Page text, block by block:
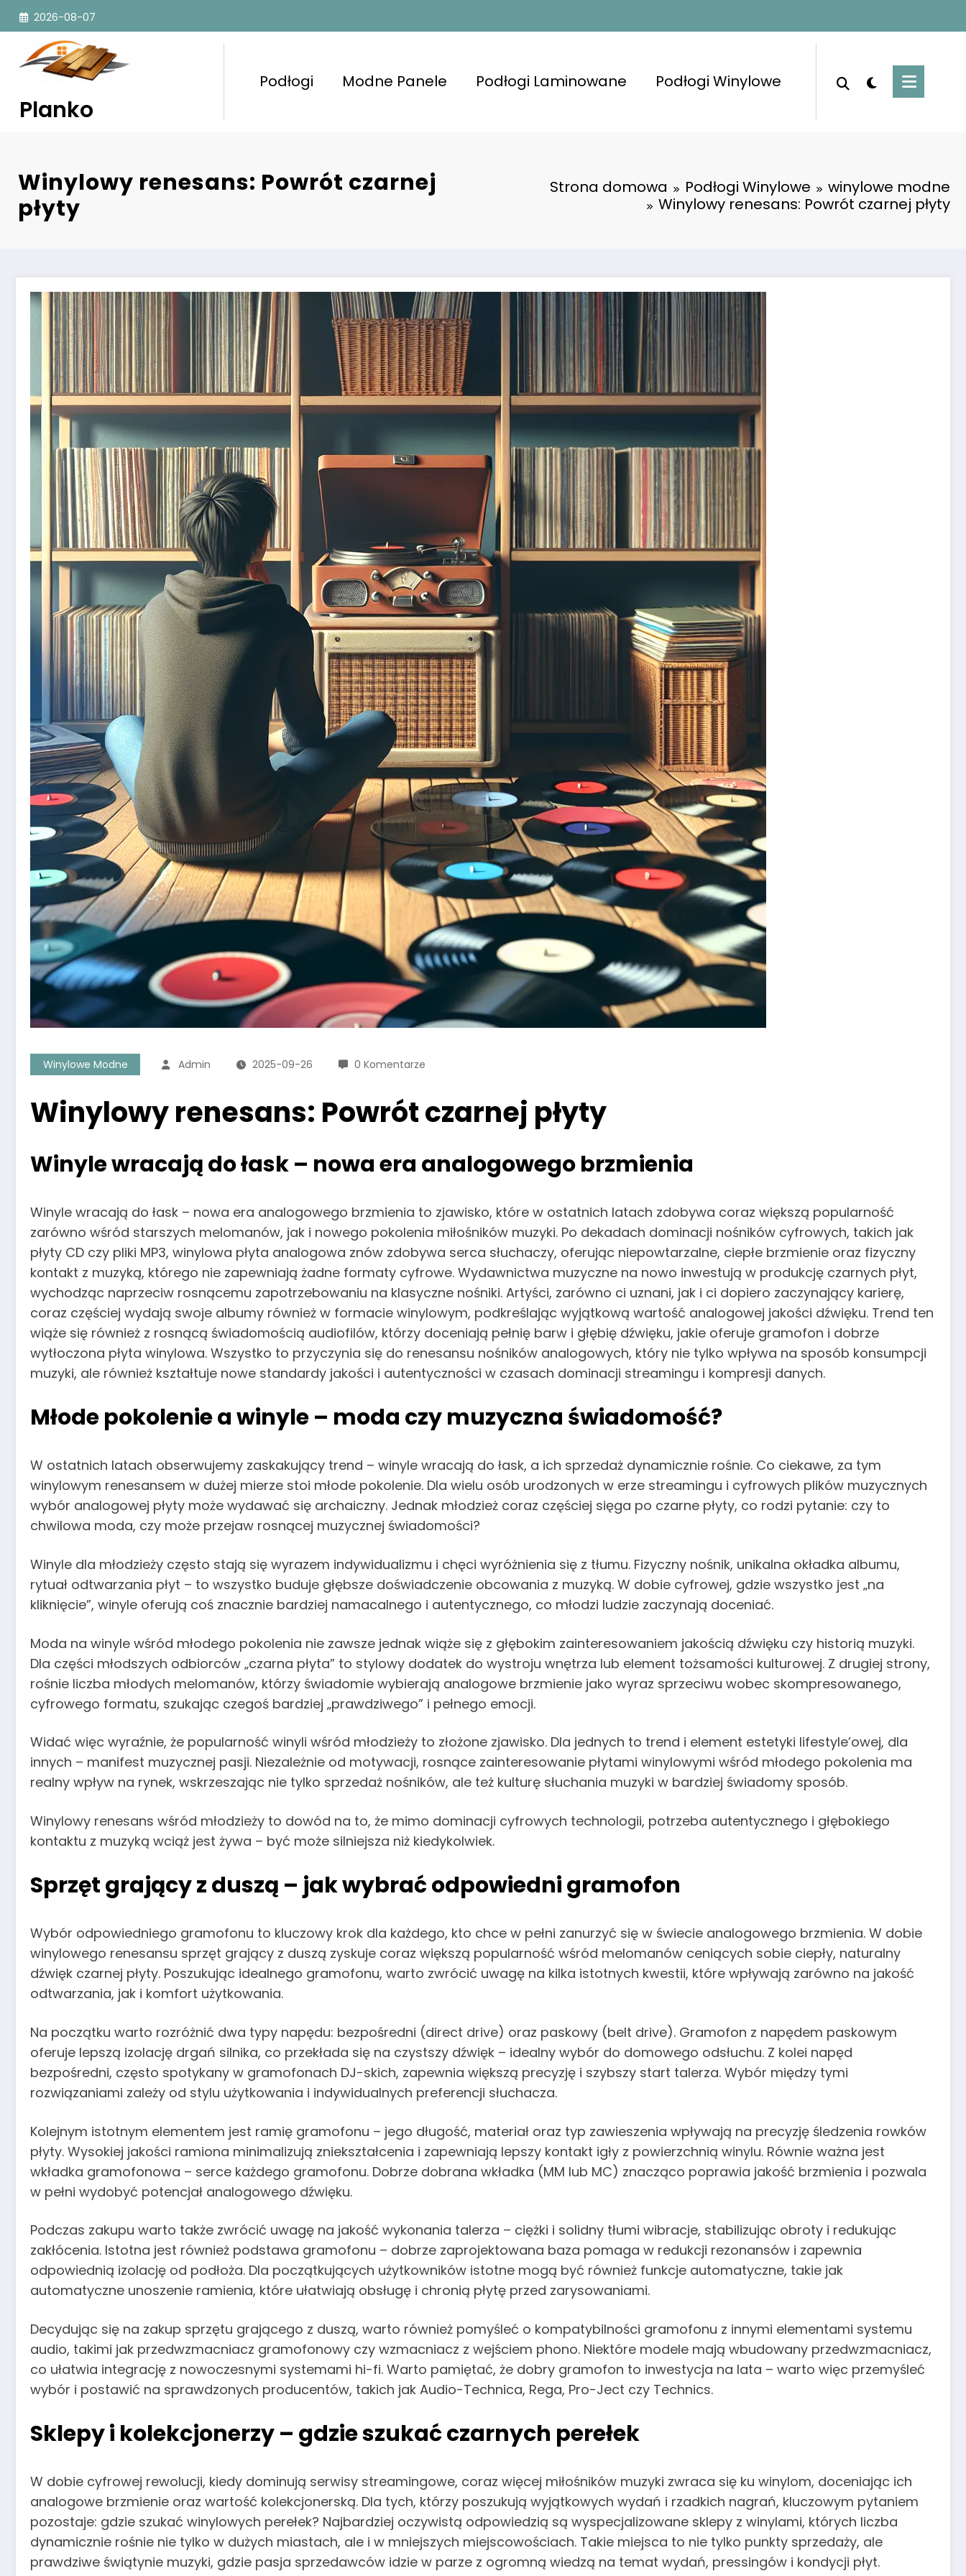
Przejdź
2026-08-07
Planko
Podłogi Modne Panele Podłogi Laminowane Podłogi Winylowe
Winylowy renesans: Powrót czarnej
płyty
Strona domowa Podłogi Winylowe
winylowe modne
Winylowy renesans: Powrót czarnej płyty
Winylowe Modne Admin 2025-09-26 0 Komentarze
Winylowy renesans: Powrót czarnej płyty
Winyle wracają do łask – nowa era analogowego brzmienia
Winyle wracają do łask – nowa era analogowego brzmienia to zjawisko, które w ostatnich latach zdobywa coraz większą popularność
zarówno wśród starszych melomanów, jak i nowego pokolenia miłośników muzyki. Po dekadach dominacji nośników cyfrowych, takich jak
płyty CD czy pliki MP3, winylowa płyta analogowa znów zdobywa serca słuchaczy, oferując niepowtarzalne, ciepłe brzmienie oraz fizyczny
kontakt z muzyką, którego nie zapewniają żadne formaty cyfrowe. Wydawnictwa muzyczne na nowo inwestują w produkcję czarnych płyt,
wychodząc naprzeciw rosnącemu zapotrzebowaniu na klasyczne nośniki. Artyści, zarówno ci uznani, jak i ci dopiero zaczynający karierę,
coraz częściej wydają swoje albumy również w formacie winylowym, podkreślając wyjątkową wartość analogowej jakości dźwięku. Trend ten
wiąże się również z rosnącą świadomością audiofilów, którzy doceniają pełnię barw i głębię dźwięku, jakie oferuje gramofon i dobrze
wytłoczona płyta winylowa. Wszystko to przyczynia się do renesansu nośników analogowych, który nie tylko wpływa na sposób konsumpcji
muzyki, ale również kształtuje nowe standardy jakości i autentyczności w czasach dominacji streamingu i kompresji danych.
Młode pokolenie a winyle – moda czy muzyczna świadomość?
W ostatnich latach obserwujemy zaskakujący trend – winyle wracają do łask, a ich sprzedaż dynamicznie rośnie. Co ciekawe, za tym
winylowym renesansem w dużej mierze stoi młode pokolenie. Dla wielu osób urodzonych w erze streamingu i cyfrowych plików muzycznych
wybór analogowej płyty może wydawać się archaiczny. Jednak młodzież coraz częściej sięga po czarne płyty, co rodzi pytanie: czy to
chwilowa moda, czy może przejaw rosnącej muzycznej świadomości?
Winyle dla młodzieży często stają się wyrazem indywidualizmu i chęci wyróżnienia się z tłumu. Fizyczny nośnik, unikalna okładka albumu,
rytuał odtwarzania płyt – to wszystko buduje głębsze doświadczenie obcowania z muzyką. W dobie cyfrowej, gdzie wszystko jest „na
kliknięcie”, winyle oferują coś znacznie bardziej namacalnego i autentycznego, co młodzi ludzie zaczynają doceniać.
Moda na winyle wśród młodego pokolenia nie zawsze jednak wiąże się z głębokim zainteresowaniem jakością dźwięku czy historią muzyki.
Dla części młodszych odbiorców „czarna płyta” to stylowy dodatek do wystroju wnętrza lub element tożsamości kulturowej. Z drugiej strony,
rośnie liczba młodych melomanów, którzy świadomie wybierają analogowe brzmienie jako wyraz sprzeciwu wobec skompresowanego,
cyfrowego formatu, szukając czegoś bardziej „prawdziwego” i pełnego emocji.
Widać więc wyraźnie, że popularność winyli wśród młodzieży to złożone zjawisko. Dla jednych to trend i element estetyki lifestyle’owej, dla
innych – manifest muzycznej pasji. Niezależnie od motywacji, rosnące zainteresowanie płytami winylowymi wśród młodego pokolenia ma
realny wpływ na rynek, wskrzeszając nie tylko sprzedaż nośników, ale też kulturę słuchania muzyki w bardziej świadomy sposób.
Winylowy renesans wśród młodzieży to dowód na to, że mimo dominacji cyfrowych technologii, potrzeba autentycznego i głębokiego
kontaktu z muzyką wciąż jest żywa – być może silniejsza niż kiedykolwiek.
Sprzęt grający z duszą – jak wybrać odpowiedni gramofon
Wybór odpowiedniego gramofonu to kluczowy krok dla każdego, kto chce w pełni zanurzyć się w świecie analogowego brzmienia. W dobie
winylowego renesansu sprzęt grający z duszą zyskuje coraz większą popularność wśród melomanów ceniących sobie ciepły, naturalny
dźwięk czarnej płyty. Poszukując idealnego gramofonu, warto zwrócić uwagę na kilka istotnych kwestii, które wpływają zarówno na jakość
odtwarzania, jak i komfort użytkowania.
Na początku warto rozróżnić dwa typy napędu: bezpośredni (direct drive) oraz paskowy (belt drive). Gramofon z napędem paskowym
oferuje lepszą izolację drgań silnika, co przekłada się na czystszy dźwięk – idealny wybór do domowego odsłuchu. Z kolei napęd
bezpośredni, często spotykany w gramofonach DJ-skich, zapewnia większą precyzję i szybszy start talerza. Wybór między tymi
rozwiązaniami zależy od stylu użytkowania i indywidualnych preferencji słuchacza.
Kolejnym istotnym elementem jest ramię gramofonu – jego długość, materiał oraz typ zawieszenia wpływają na precyzję śledzenia rowków
płyty. Wysokiej jakości ramiona minimalizują zniekształcenia i zapewniają lepszy kontakt igły z powierzchnią winylu. Równie ważna jest
wkładka gramofonowa – serce każdego gramofonu. Dobrze dobrana wkładka (MM lub MC) znacząco poprawia jakość brzmienia i pozwala
w pełni wydobyć potencjał analogowego dźwięku.
Podczas zakupu warto także zwrócić uwagę na jakość wykonania talerza – ciężki i solidny tłumi wibracje, stabilizując obroty i redukując
zakłócenia. Istotna jest również podstawa gramofonu – dobrze zaprojektowana baza pomaga w redukcji rezonansów i zapewnia
odpowiednią izolację od podłoża. Dla początkujących użytkowników istotne mogą być również funkcje automatyczne, takie jak
automatyczne unoszenie ramienia, które ułatwiają obsługę i chronią płytę przed zarysowaniami.
Decydując się na zakup sprzętu grającego z duszą, warto również pomyśleć o kompatybilności gramofonu z innymi elementami systemu
audio, takimi jak przedwzmacniacz gramofonowy czy wzmacniacz z wejściem phono. Niektóre modele mają wbudowany przedwzmacniacz,
co ułatwia integrację z nowoczesnymi systemami hi-fi. Warto pamiętać, że dobry gramofon to inwestycja na lata – warto więc przemyśleć
wybór i postawić na sprawdzonych producentów, takich jak Audio-Technica, Rega, Pro-Ject czy Technics.
Sklepy i kolekcjonerzy – gdzie szukać czarnych perełek
W dobie cyfrowej rewolucji, kiedy dominują serwisy streamingowe, coraz więcej miłośników muzyki zwraca się ku winylom, doceniając ich
analogowe brzmienie oraz wartość kolekcjonerską. Dla tych, którzy poszukują wyjątkowych wydań i rzadkich nagrań, kluczowym pytaniem
pozostaje: gdzie szukać winylowych perełek? Najbardziej oczywistą odpowiedzią są wyspecjalizowane sklepy z winylami, których liczba
dynamicznie rośnie nie tylko w dużych miastach, ale i w mniejszych miejscowościach. Takie miejsca to nie tylko punkty sprzedaży, ale
prawdziwe świątynie muzyki, gdzie pasja sprzedawców idzie w parze z ogromną wiedzą na temat wydań, pressingów i kondycji płyt.